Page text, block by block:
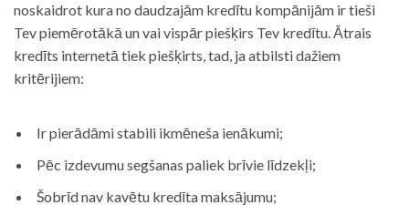
noskaidrot kura no daudzajām kredītu kompānijām ir tieši
Tev piemērotākā un vai vispār piešķirs Tev kredītu. Ātrais
kredīts internetā tiek piešķirts, tad, ja atbilsti dažiem
kritērijiem:
Ir pierādāmi stabili ikmēneša ienākumi;
Pēc izdevumu segšanas paliek brīvie līdzekļi;
Šobrīd nav kavētu kredīta maksājumu;